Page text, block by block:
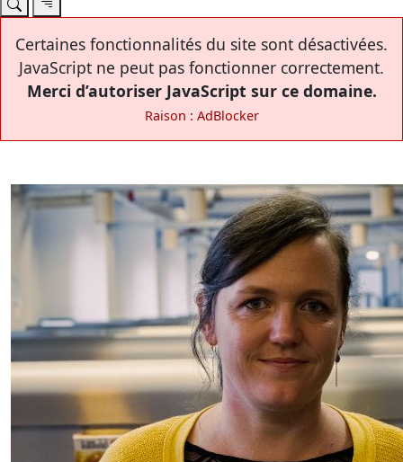
Certaines fonctionnalités du site sont désactivées.
JavaScript ne peut pas fonctionner correctement.
Merci d’autoriser JavaScript sur ce domaine.
Raison : AdBlocker